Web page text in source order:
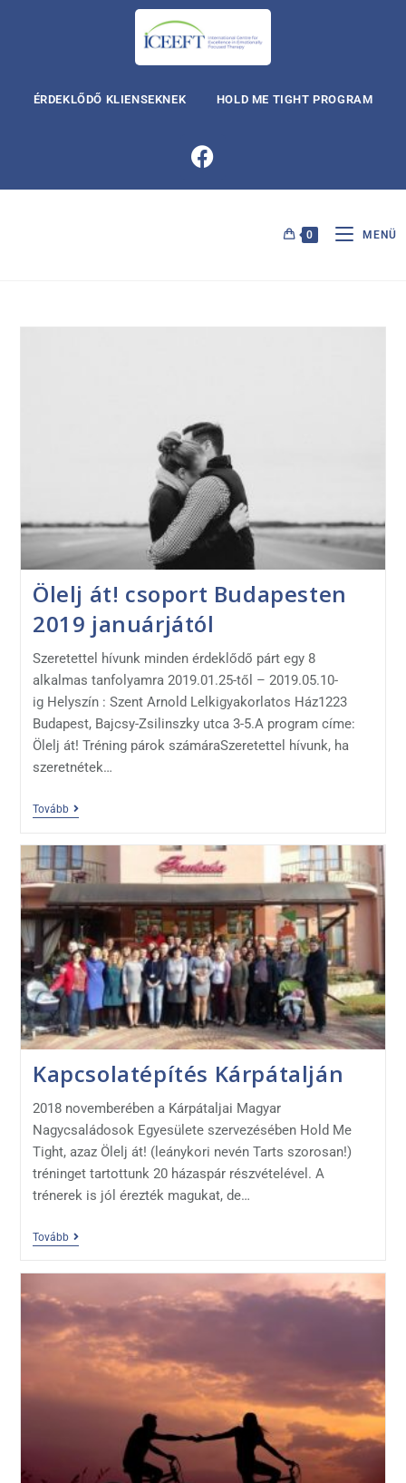
ÉRDEKLŐDŐ KLIENSEKNEK HOLD ME TIGHT PROGRAM
0 MENÜ
Ölelj át! csoport Budapesten
2019 januárjától
Szeretettel hívunk minden érdeklődő párt egy 8
alkalmas tanfolyamra 2019.01.25-től – 2019.05.10-
ig Helyszín : Szent Arnold Lelkigyakorlatos Ház1223
Budapest, Bajcsy-Zsilinszky utca 3-5.A program címe:
Ölelj át! Tréning párok számáraSzeretettel hívunk, ha
szeretnétek…
Tovább
Kapcsolatépítés Kárpátalján
2018 novemberében a Kárpátaljai Magyar
Nagycsaládosok Egyesülete szervezésében Hold Me
Tight, azaz Ölelj át! (leánykori nevén Tarts szorosan!)
tréninget tartottunk 20 házaspár részvételével. A
trénerek is jól érezték magukat, de…
Tovább